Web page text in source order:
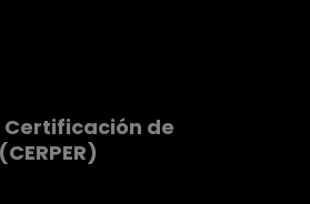
Certificación de